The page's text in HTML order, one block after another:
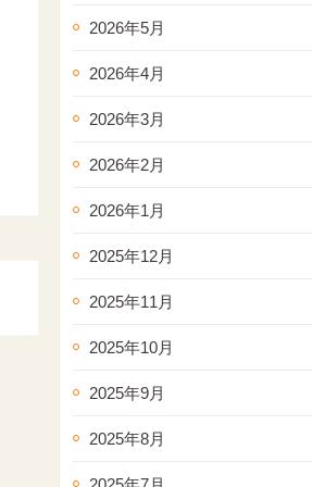
2026年5月
2026年4月
2026年3月
2026年2月
2026年1月
2025年12月
2025年11月
2025年10月
2025年9月
2025年8月